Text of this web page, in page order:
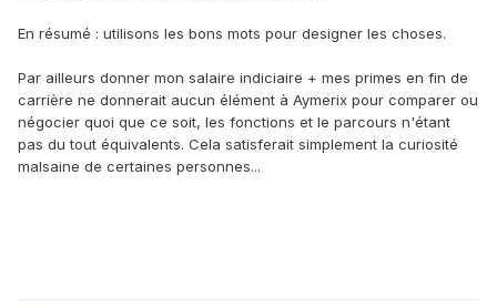
En résumé : utilisons les bons mots pour designer les choses.
Par ailleurs donner mon salaire indiciaire + mes primes en fin de
carrière ne donnerait aucun élément à Aymerix pour comparer ou
négocier quoi que ce soit, les fonctions et le parcours n'étant
pas du tout équivalents. Cela satisferait simplement la curiosité
malsaine de certaines personnes...